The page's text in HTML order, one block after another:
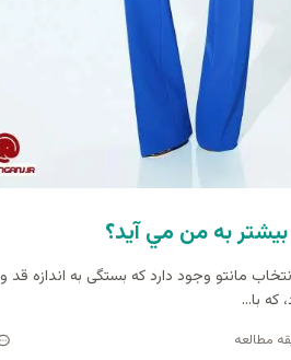
به من مي آيد؟
مانتو وجود دارد که بستگی به اندازه قد و
که با...